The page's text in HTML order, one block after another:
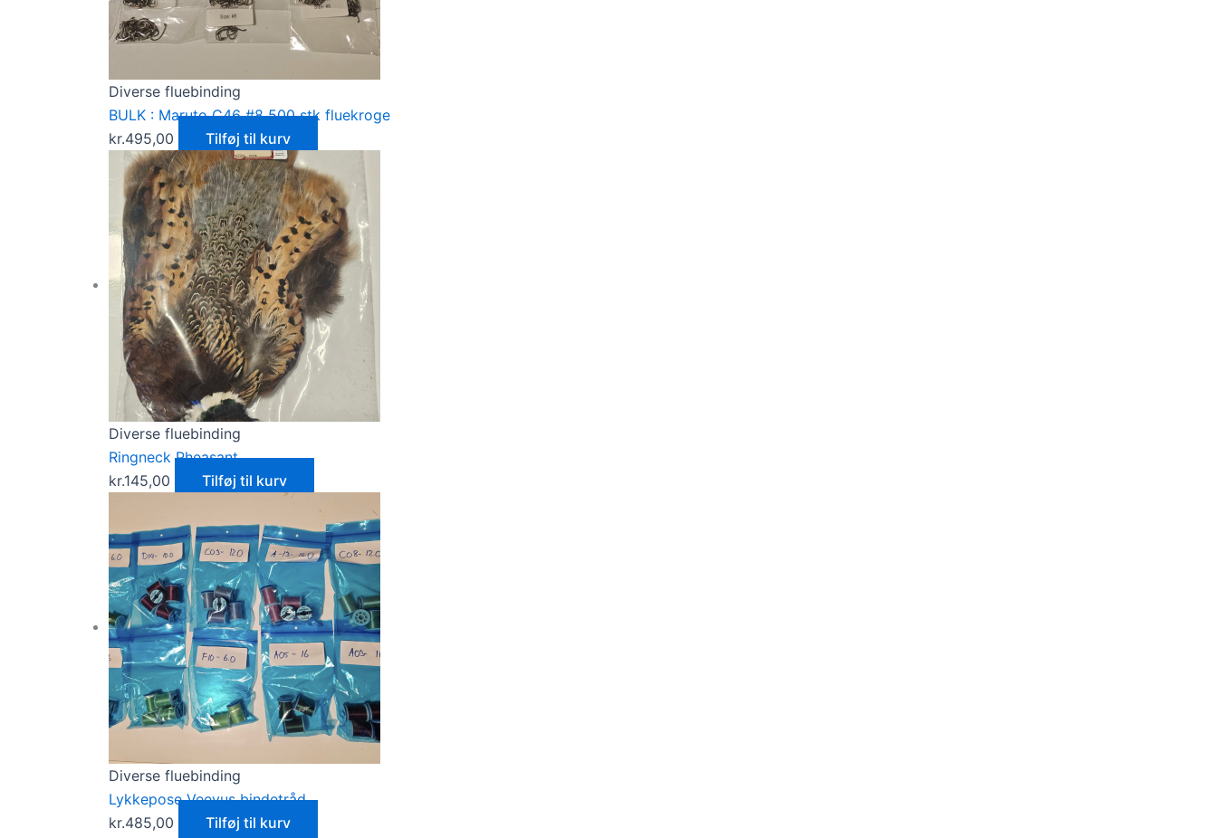
Diverse fluebinding
BULK : Maruto C46 #8 500 stk fluekroge
kr.495,00 Tilføj til kurv
Diverse fluebinding
Ringneck Pheasant
kr.145,00 Tilføj til kurv
Diverse fluebinding
Lykkepose Veevus bindetråd
kr.485,00 Tilføj til kurv